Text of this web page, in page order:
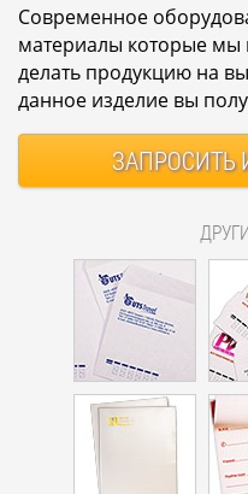
Современное
материалы которые мы
делать продукцию на
данное изделие вы
ЗАПРОСИТЬ